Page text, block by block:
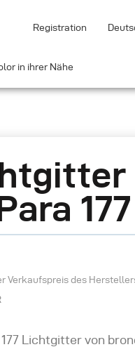
Registration
in ihrer Nähe
177
Verkaufspreis des
177 Lichtgitter von